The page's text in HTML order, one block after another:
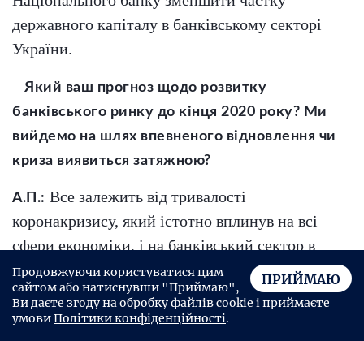
державного капіталу в банківському секторі
України.
– Який ваш прогноз щодо розвитку
банківського ринку до кінця 2020 року? Ми
вийдемо на шлях впевненого відновлення чи
криза виявиться затяжною?
А.П.: Все залежить від тривалості
коронакризису, який істотно вплинув на всі
сфери економіки, і на банківський сектор в
тому числі.
Головним викликом для банків є збереження
ПРИЙМАЮ
Продовжуючи користуватися цим
сайтом або натиснувши "Приймаю",
Ви даєте згоду на обробку файлів cookie і приймаєте
умовиПолітики конфіденційності.